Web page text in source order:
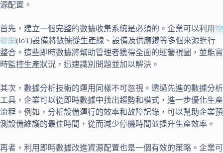
源配置。
首先，建立一個完整的數據收集系統是必須的。企業可以利用物
聯網(IoT)設備將數據從生產線、設備及供應鏈等多個來源進行
整合。這些即時數據將幫助管理者獲得全面的運營視圖，並能實
時監控生產狀況，迅速識別問題並加以解決。
其次，數據分析技術的運用同樣不可忽視。透過先進的數據分析
工具，企業可以從即時數據中找出趨勢和模式，進一步優化生產
流程。例如，分析設備運行的效率和故障記錄，可以幫助企業預
測設備維護的最佳時間，從而減少停機時間並提升生產效率。
再者，利用即時數據改進資源配置也是一個有效的策略。企業可